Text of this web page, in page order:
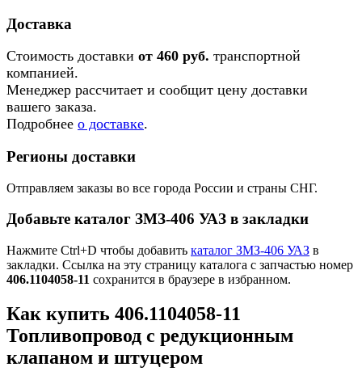
Доставка
Стоимость доставки от 460 руб. транспортной
компанией.
Менеджер рассчитает и сообщит цену доставки
вашего заказа.
Подробнее о доставке.
Регионы доставки
Отправляем заказы во все города России и страны СНГ.
Добавьте каталог ЗМЗ-406 УАЗ в закладки
Нажмите Ctrl+D чтобы добавить каталог ЗМЗ-406 УАЗ в
закладки. Ссылка на эту страницу каталога с запчастью номер
406.1104058-11 сохранится в браузере в избранном.
Как купить 406.1104058-11
Топливопровод с редукционным
клапаном и штуцером